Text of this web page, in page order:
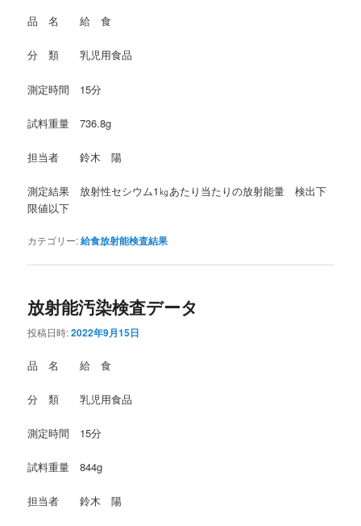
品 名 給 食
分 類 乳児用食品
測定時間 15分
試料重量 736.8g
担当者 鈴木 陽
測定結果 放射性セシウム1㎏あたり当たりの放射能量 検出下
限値以下
カテゴリー:給食放射能検査結果
放射能汚染検査データ
投稿日時:2022年9月15日
品 名 給 食
分 類 乳児用食品
測定時間 15分
試料重量 844g
担当者 鈴木 陽